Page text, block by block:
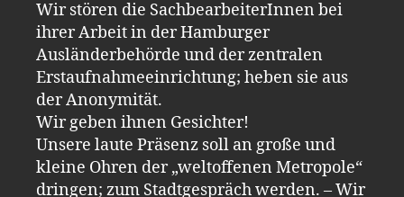
Wir stören die SachbearbeiterInnen bei
ihrer Arbeit in der Hamburger
Ausländerbehörde und der zentralen
Erstaufnahmeeinrichtung; heben sie aus
der Anonymität.
Wir geben ihnen Gesichter!
Unsere laute Präsenz soll an große und
kleine Ohren der „weltoffenen Metropole“
dringen; zum Stadtgespräch werden. – Wir